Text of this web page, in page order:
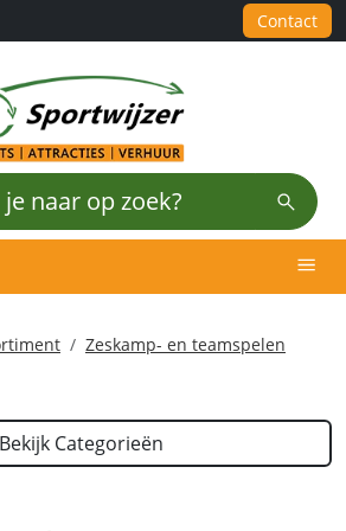
Contact
Zeskamp- en teamspelen
Bekijk Categorieën